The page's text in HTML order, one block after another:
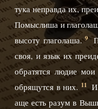
тука неправда их,
Помыслиша и
высоту глаголаша.9
своя, и язык их
обратятся людие
обрящутся в них. 11 И
аще есть разум в